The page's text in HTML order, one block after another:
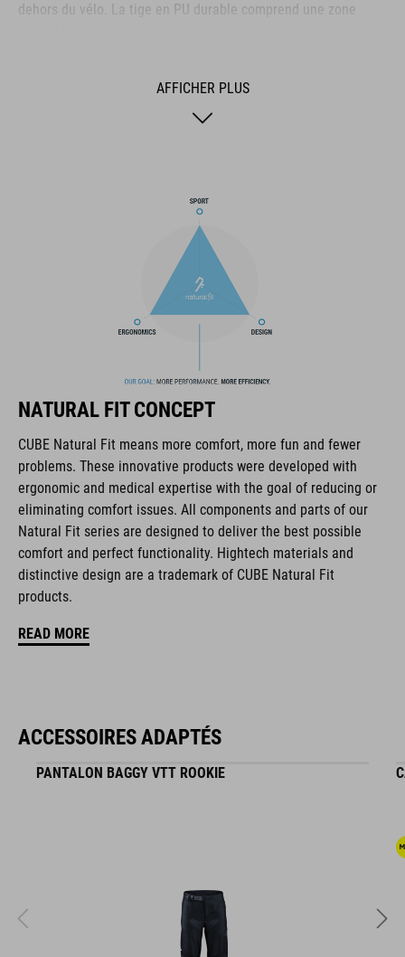
dehors du vélo. La tige en PU durable comprend une zone
fermeture à lacets classique complète l'apparence discrète et
La marque CUBE est synonyme de produits innovants et de
haute qualité qui sont toujours orientés sur les tendances
actuelles. Les produits sont parfaitement ajustés les uns aux
développement des accessoires et des vélos et engendrent
technique et d’utilisabilité.
CARACTÉRISTIQUES
lace fastening
NF Ergonomics last
NF Ergonomics insole
reinforced toe box
COULEUR
AFFICHER PLUS
NATURAL FIT CONCEPT
CUBE Natural Fit means more comfort, more fun and fewer
problems. These innovative products were developed with
ergonomic and medical expertise with the goal of reducing or
eliminating comfort issues. All components and parts of our
Natural Fit series are designed to deliver the best possible
comfort and perfect functionality. Hightech materials and
distinctive design are a trademark of CUBE Natural Fit
products.
READ MORE
ACCESSOIRES ADAPTÉS
PANTALON BAGGY VTT ROOKIE